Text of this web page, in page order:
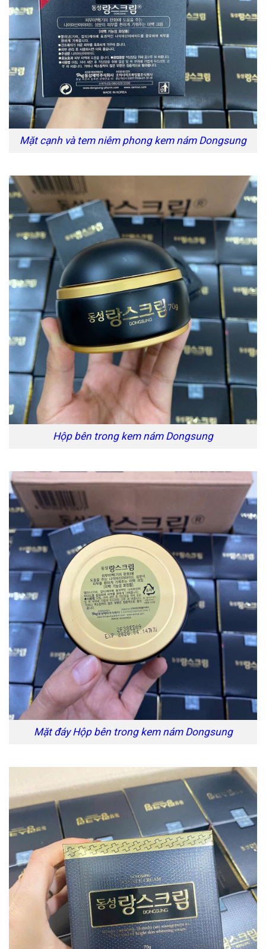
Mặt cạnh và tem niêm phong kem nám Dongsung
Hộp bên trong kem nám Dongsung
Mặt đáy Hộp bên trong kem nám Dongsung